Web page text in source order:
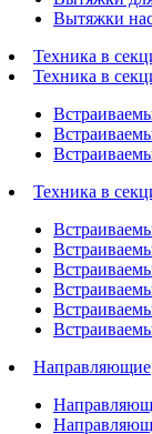
Вытяжки
Техника в
Техника в
Техника в
Направляющие